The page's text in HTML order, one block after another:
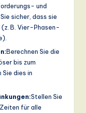
und
sicher, dass sie
B. Vier-Phasen-
Berechnen Sie die
bis zum
dies in
Stellen Sie
für alle